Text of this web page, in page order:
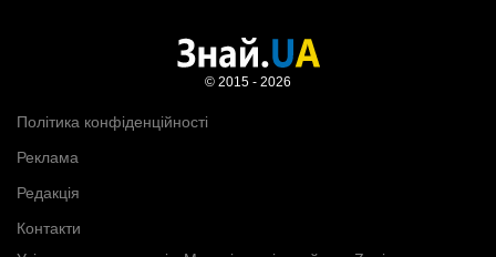
Політика конфіденційності
Реклама
Редакція
Контакти
© 2015 - 2026